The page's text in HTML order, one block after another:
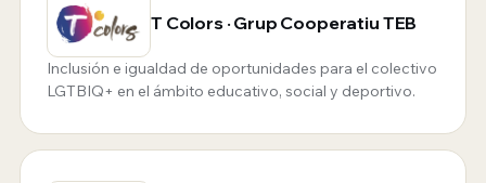
T Colors · Grup Cooperatiu TEB
Inclusión e igualdad de oportunidades para el colectivo
LGTBIQ+ en el ámbito educativo, social y deportivo.